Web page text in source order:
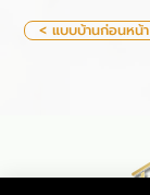
< แบบบ้านก่อนหน้า